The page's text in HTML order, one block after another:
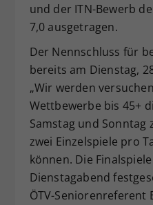
und der ITN-Bewerb
7,0 ausgetragen.
Der Nennschluss für
bereits am Dienstag,
„Wir werden
Wettbewerbe bis 45+
Samstag und Sonntag
zwei Einzelspiele pro
können. Die
Dienstagabend
ÖTV-Seniorenreferent